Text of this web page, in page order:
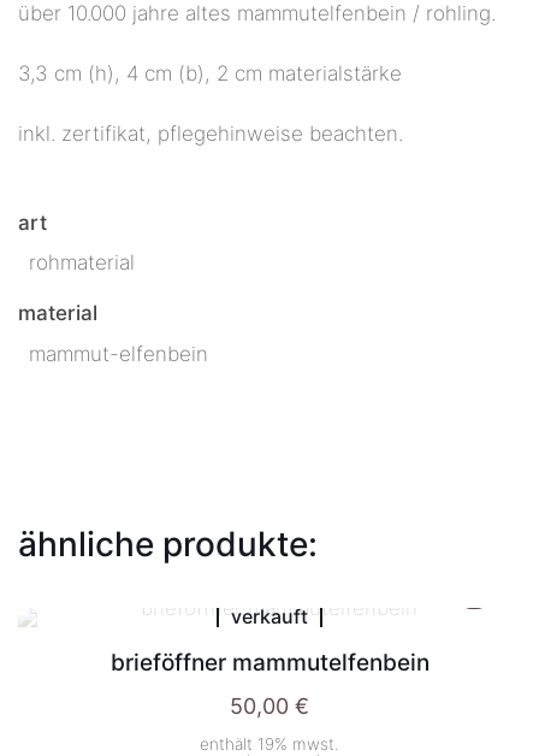
über 10.000 jahre altes mammutelfenbein / rohling.
3,3 cm (h), 4 cm (b), 2 cm materialstärke
inkl. zertifikat, pflegehinweise beachten.
art
rohmaterial
material
mammut-elfenbein
ähnliche produkte:
verkauft
brieföffner mammutelfenbein
50,00 €
enthält 19% mwst.